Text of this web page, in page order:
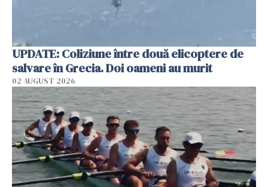
UPDATE: Coliziune între două elicoptere de
salvare în Grecia. Doi oameni au murit
02 AUGUST 2026